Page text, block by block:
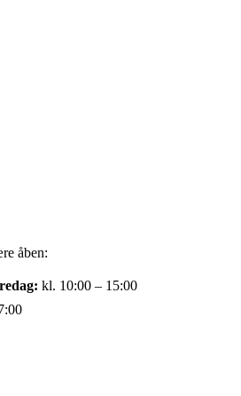
åben:
kl. 10:00 – 15:00